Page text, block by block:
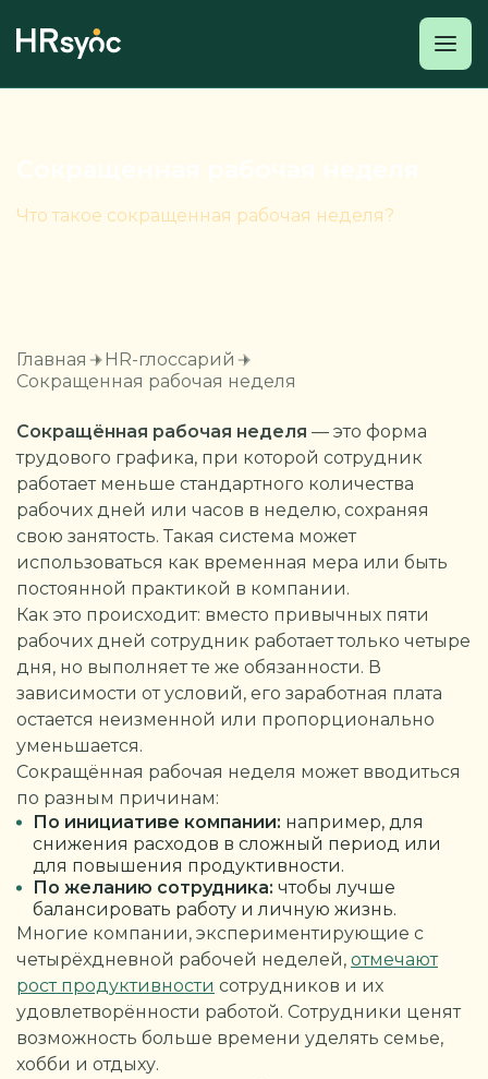
Что такое сокращенная рабочая неделя?
Главная
HR-глоссарий
Сокращенная рабочая неделя
Сокращённая рабочая неделя — это форма
трудового графика, при которой сотрудник
работает меньше стандартного количества
рабочих дней или часов в неделю, сохраняя
свою занятость. Такая система может
использоваться как временная мера или быть
постоянной практикой в компании.
Как это происходит: вместо привычных пяти
рабочих дней сотрудник работает только четыре
дня, но выполняет те же обязанности. В
зависимости от условий, его заработная плата
остается неизменной или пропорционально
уменьшается.
Сокращённая рабочая неделя может вводиться
по разным причинам:
По инициативе компании: например, для
снижения расходов в сложный период или
для повышения продуктивности.
По желанию сотрудника: чтобы лучше
балансировать работу и личную жизнь.
Многие компании, экспериментирующие с
четырёхдневной рабочей неделей, отмечают
рост продуктивности сотрудников и их
удовлетворённости работой. Сотрудники ценят
возможность больше времени уделять семье,
хобби и отдыху.